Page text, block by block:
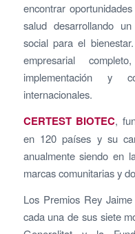
encontrar
salud desarrollando
social para el
empresarial
implementación y
internacionales.
CERTEST BIOTEC,
en 120 países y su
anualmente siendo en
marcas comunitarias y
Los Premios Rey
cada una de sus siete